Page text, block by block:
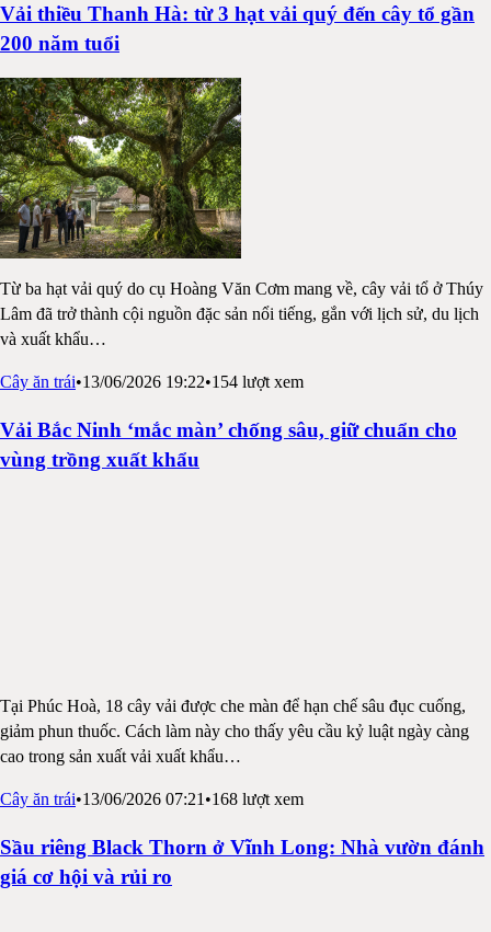
Vải thiều Thanh Hà: từ 3 hạt vải quý đến cây tổ gần
200 năm tuổi
Từ ba hạt vải quý do cụ Hoàng Văn Cơm mang về, cây vải tổ ở Thúy
Lâm đã trở thành cội nguồn đặc sản nổi tiếng, gắn với lịch sử, du lịch
và xuất khẩu…
Cây ăn trái•13/06/2026 19:22•154 lượt xem
Vải Bắc Ninh ‘mắc màn’ chống sâu, giữ chuẩn cho
vùng trồng xuất khẩu
Tại Phúc Hoà, 18 cây vải được che màn để hạn chế sâu đục cuống,
giảm phun thuốc. Cách làm này cho thấy yêu cầu kỷ luật ngày càng
cao trong sản xuất vải xuất khẩu…
Cây ăn trái•13/06/2026 07:21 •168 lượt xem
Sầu riêng Black Thorn ở Vĩnh Long: Nhà vườn đánh
giá cơ hội và rủi ro